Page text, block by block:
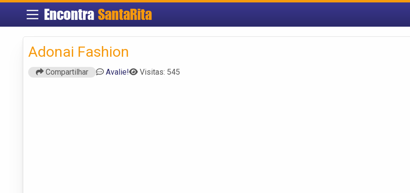
Encontra SantaRita
Adonai Fashion
Compartilhar Avalie! Visitas: 545